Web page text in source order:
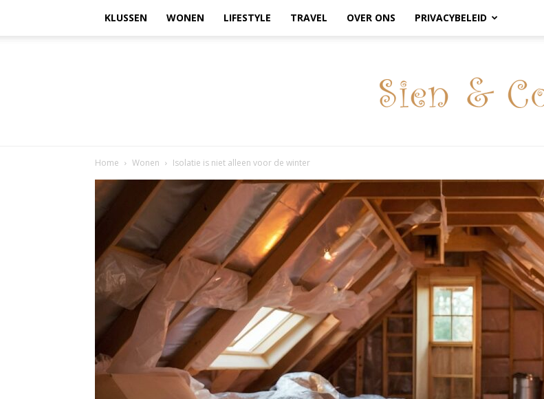
KLUSSEN WONEN LIFESTYLE TRAVEL OVER ONS PRIVACYBELEID
Home Wonen Isolatie is niet alleen voor de winter